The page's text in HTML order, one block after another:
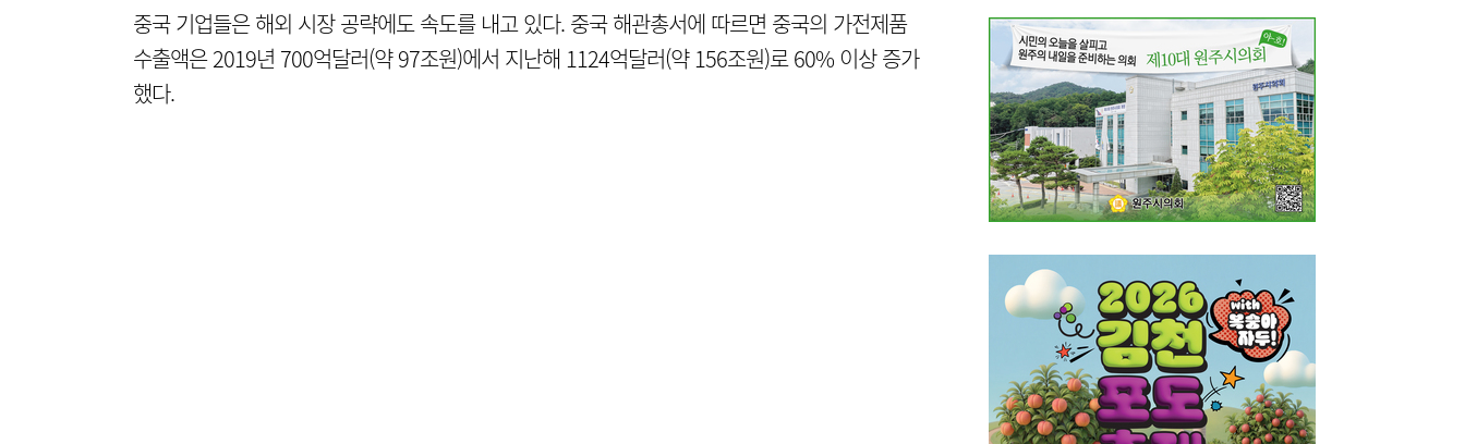
중국 기업들은 해외 시장 공략에도 속도를 내고 있다. 중국 해관총서에 따르면 중국의 가전제품
수출액은 2019년 700억달러(약 97조원)에서 지난해 1124억달러(약 156조원)로 60% 이상 증가
했다.